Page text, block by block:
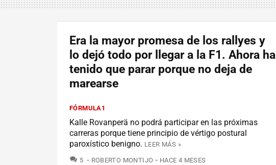
Era la mayor promesa de los rallyes y
lo dejó todo por llegar a la F1. Ahora ha
tenido que parar porque no deja de
marearse
FÓRMULA1
Kalle Rovanperä no podrá participar en las próximas
carreras porque tiene principio de vértigo postural
paroxístico benigno. LEER MÁS »
5 COMENTARIOS
ROBERTO MONTIJO HACE 4 MESES